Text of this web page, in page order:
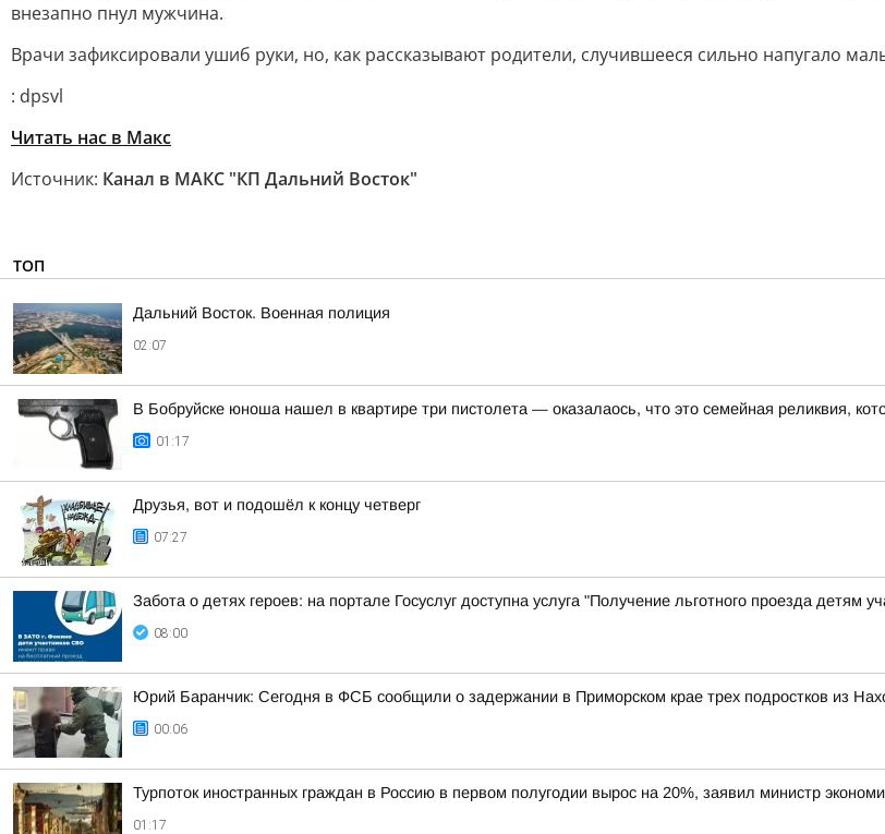
внезапно пнул мужчина.
Врачи зафиксировали ушиб руки, но, как рассказывают родители, случившееся сильно напугало
: dpsvl
Читать нас в Макс
Источник: Канал в МАКС "КП Дальний Восток"
ТОП
Дальний Восток. Военная полиция
02:07
В Бобруйске юноша нашел в квартире три пистолета — оказалаось, что это семейная реликвия,
01:17
Друзья, вот и подошёл к концу четверг
07:27
Забота о детях героев: на портале Госуслуг доступна услуга "Получение льготного проезда
08:00
Юрий Баранчик: Сегодня в ФСБ сообщили о задержании в Приморском крае трех подростков из
00:06
Турпоток иностранных граждан в Россию в первом полугодии вырос на 20%, заявил министр
01:17